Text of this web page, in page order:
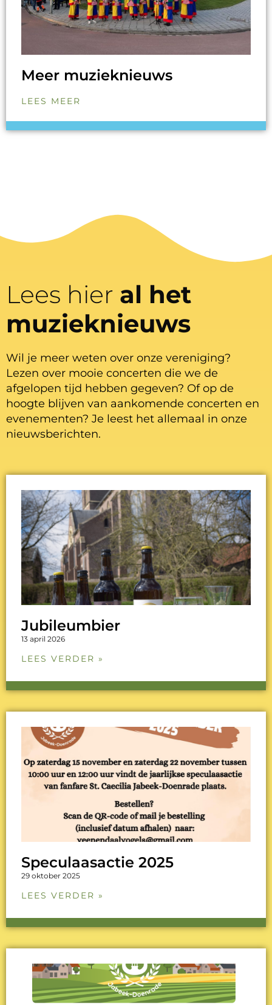
Meer muzieknieuws
LEES MEER
Lees hier al het
muzieknieuws
Wil je meer weten over onze vereniging?
Lezen over mooie concerten die we de
afgelopen tijd hebben gegeven? Of op de
hoogte blijven van aankomende concerten en
evenementen? Je leest het allemaal in onze
nieuwsberichten.
Jubileumbier
13 april 2026
LEES VERDER »
Speculaasactie 2025
29 oktober 2025
LEES VERDER »